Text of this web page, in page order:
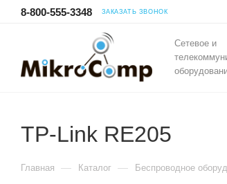
8-800-555-3348 ЗАКАЗАТЬ ЗВОНОК
Сетевое и
TP-Link RE205
Главная — Каталог — Беспроводное